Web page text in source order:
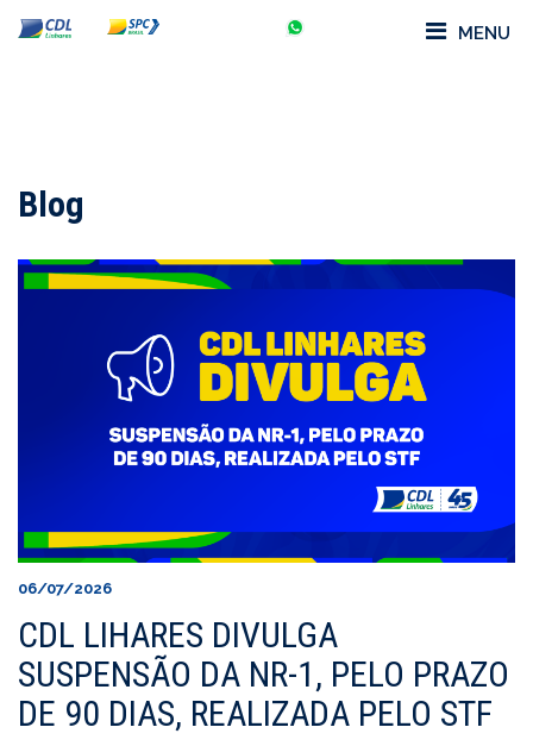
MENU
Blog
06/07/2026
CDL LIHARES DIVULGA
SUSPENSÃO DA NR-1, PELO PRAZO
DE 90 DIAS, REALIZADA PELO STF